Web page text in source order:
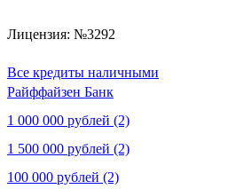
Лицензия: №3292
Все кредиты наличными
Райффайзен Банк
1 000 000 рублей (2)
1 500 000 рублей (2)
100 000 рублей (2)